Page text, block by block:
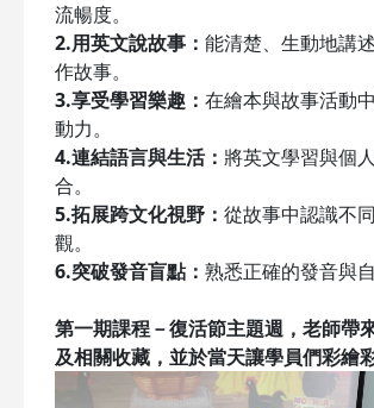
流暢度。
2.用英文說故事： 能清楚、生動地講
作故事。
3.享受學習樂趣： 在繪本與故事活動
動力。
4.連結語言與生活： 將英文學習與個
合。
5.拓展跨文化視野： 從故事中認識不
觀。
6.突破發音盲點： 熟悉正確的發音與
第一期課程－復活節主題週，老師帶
及相關收藏，並於當天讓學員們彩繪彩